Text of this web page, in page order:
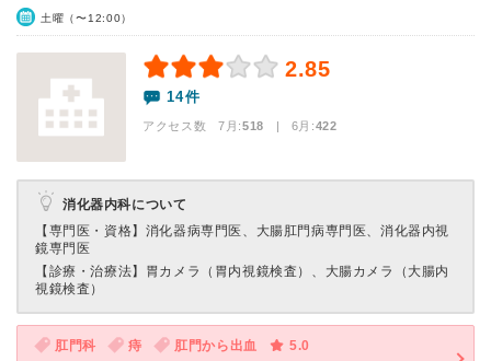
土曜（〜12:00）
2.85
14件
アクセス数 7月:518 | 6月:422
消化器内科について
【専門医・資格】 消化器病専門医、大腸肛門病専門医、消化器内視
鏡専門医
【診療・治療法】 胃カメラ（胃内視鏡検査）、大腸カメラ（大腸内
視鏡検査）
肛門科 痔 肛門から出血
5.0